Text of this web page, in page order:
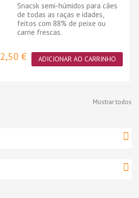
Snacsk semi-húmidos para cães
de todas as raças e idades,
feitos com 88% de peixe ou
carne frescas.
2,50 € ADICIONAR AO CARRINHO
Mostrar todos